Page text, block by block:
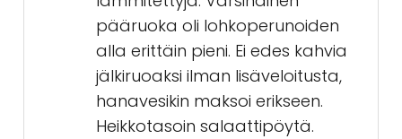
pääruoka oli lohkoperunoiden
alla erittäin pieni. Ei edes kahvia
jälkiruoaksi ilman lisäveloitusta,
hanavesikin maksoi erikseen.
Heikkotasoin salaattipöytä.